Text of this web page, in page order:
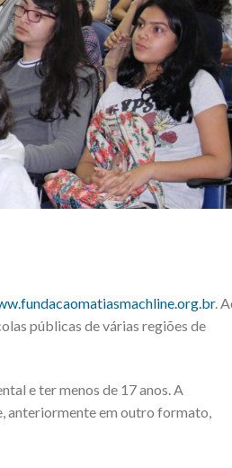
.
públicas de várias regiões de
e ter menos de 17 anos. A
anteriormente em outro formato,